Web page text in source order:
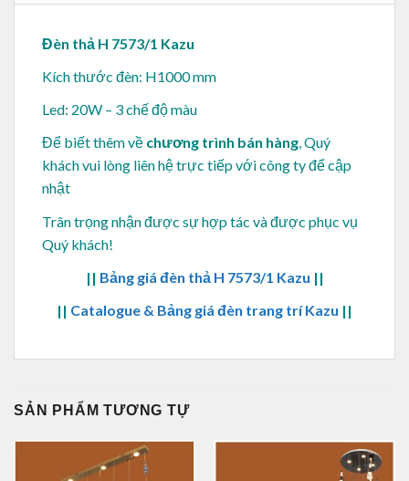
Đèn thả H 7573/1 Kazu
Kích thước đèn: H1000 mm
Led: 20W – 3 chế độ màu
Để biết thêm về chương trình bán hàng, Quý
khách vui lòng liên hệ trực tiếp với công ty để cập
nhật
Trân trọng nhận được sự hợp tác và được phục vụ
Quý khách!
|| Bảng giá đèn thả H 7573/1 Kazu ||
|| Catalogue & Bảng giá đèn trang trí Kazu ||
SẢN PHẨM TƯƠNG TỰ